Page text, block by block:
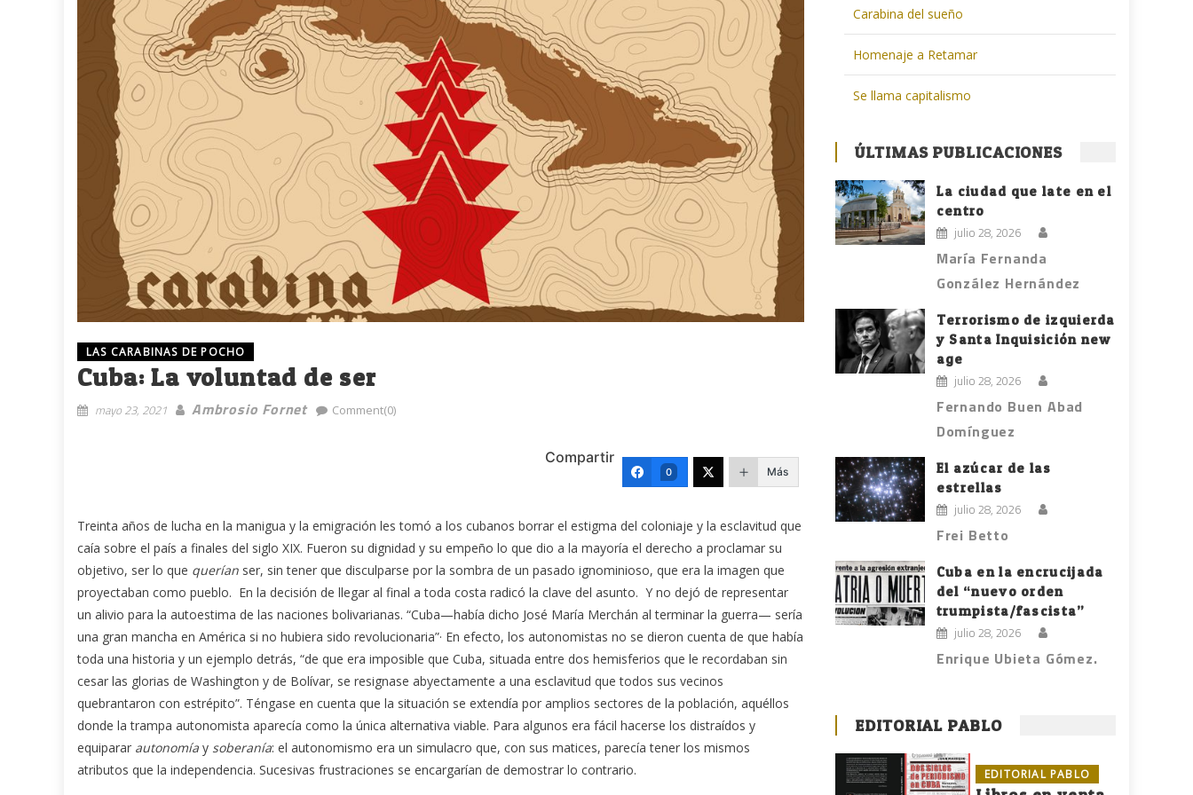
LAS CARABINAS DE POCHO
Cuba: La voluntad de ser
mayo 23, 2021 Ambrosio Fornet Comment(0)
Compartir
0 Más
Treinta años de lucha en la manigua y la emigración les tomó a los cubanos borrar el estigma del coloniaje y la esclavitud que
caía sobre el país a finales del siglo XIX. Fueron su dignidad y su empeño lo que dio a la mayoría el derecho a proclamar su
objetivo, ser lo que querían ser, sin tener que disculparse por la sombra de un pasado ignominioso, que era la imagen que
proyectaban como pueblo. En la decisión de llegar al final a toda costa radicó la clave del asunto. Y no dejó de representar
un alivio para la autoestima de las naciones bolivarianas. “Cuba—había dicho José María Merchán al terminar la guerra— sería
una gran mancha en América si no hubiera sido revolucionaria”· En efecto, los autonomistas no se dieron cuenta de que había
toda una historia y un ejemplo detrás, “de que era imposible que Cuba, situada entre dos hemisferios que le recordaban sin
cesar las glorias de Washington y de Bolívar, se resignase abyectamente a una esclavitud que todos sus vecinos
quebrantaron con estrépito”. Téngase en cuenta que la situación se extendía por amplios sectores de la población, aquéllos
donde la trampa autonomista aparecía como la única alternativa viable. Para algunos era fácil hacerse los distraídos y
equiparar autonomía y soberanía: el autonomismo era un simulacro que, con sus matices, parecía tener los mismos
atributos que la independencia. Sucesivas frustraciones se encargarían de demostrar lo contrario.
Carabina del sueño
Homenaje a Retamar
Se llama capitalismo
ÚLTIMAS PUBLICACIONES
La ciudad que late en el
centro
julio 28, 2026
María Fernanda
González Hernández
Terrorismo de izquierda
y Santa Inquisición new
age
julio 28, 2026
Fernando Buen Abad
Domínguez
El azúcar de las
estrellas
julio 28, 2026
Frei Betto
Cuba en la encrucijada
del “nuevo orden
trumpista/fascista”
julio 28, 2026
Enrique Ubieta Gómez.
EDITORIAL PABLO
EDITORIAL PABLO